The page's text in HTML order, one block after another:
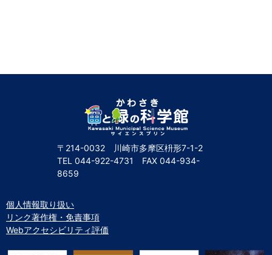
〒214-0032 川崎市多摩区枡形7-1-2
TEL 044-922-4731 FAX 044-934-
8659
個人情報取り扱い
リンク著作権・免責事項
Webアクセシビリティ評価